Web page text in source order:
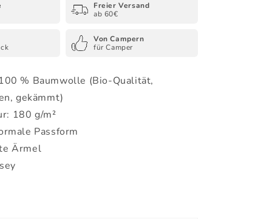
Freier Versand
ab 60€
Von Campern
für Camper
% Baumwolle (Bio-Qualität,
gekämmt)
180 g/m²
Passform
Ärmel